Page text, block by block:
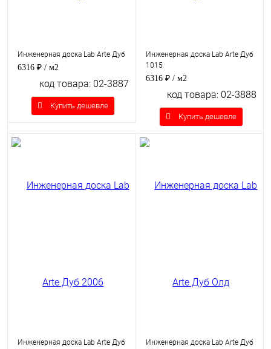
Инженерная доска Lab Arte Дуб
6316 ₽ / м2
код товара: 02-3887
Купить дешевле
Инженерная доска Lab Arte Дуб
1015
6316 ₽ / м2
код товара: 02-3888
Купить дешевле
Инженерная доска Lab Arte Дуб
Инженерная доска Lab Arte Дуб